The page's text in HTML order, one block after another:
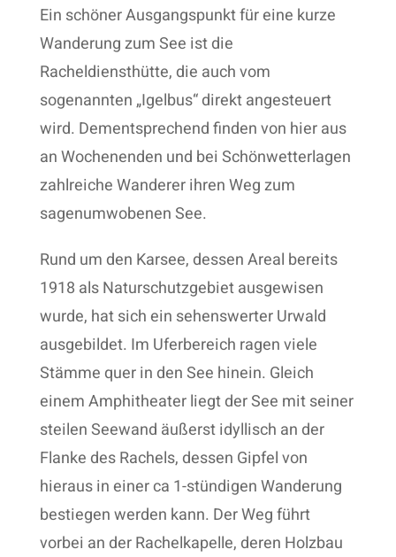
Ein schöner Ausgangspunkt für eine kurze
Wanderung zum See ist die
Racheldiensthütte, die auch vom
sogenannten „Igelbus“ direkt angesteuert
wird. Dementsprechend finden von hier aus
an Wochenenden und bei Schönwetterlagen
zahlreiche Wanderer ihren Weg zum
sagenumwobenen See.
Rund um den Karsee, dessen Areal bereits
1918 als Naturschutzgebiet ausgewisen
wurde, hat sich ein sehenswerter Urwald
ausgebildet. Im Uferbereich ragen viele
Stämme quer in den See hinein. Gleich
einem Amphitheater liegt der See mit seiner
steilen Seewand äußerst idyllisch an der
Flanke des Rachels, dessen Gipfel von
hieraus in einer ca 1-stündigen Wanderung
bestiegen werden kann. Der Weg führt
vorbei an der Rachelkapelle, deren Holzbau